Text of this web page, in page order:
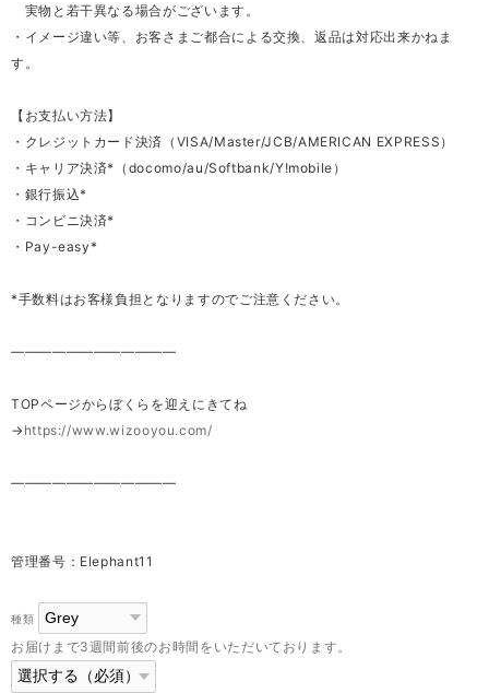
実物と若干異なる場合がございます。
・イメージ違い等、お客さまご都合による交換、返品は対応出来かねま
す。
【お支払い方法】
・クレジットカード決済（VISA/Master/JCB/AMERICAN EXPRESS）
・キャリア決済*（docomo/au/Softbank/Y!mobile）
・銀行振込*
・コンビニ決済*
・Pay-easy*
*手数料はお客様負担となりますのでご注意ください。
————————————
TOPページからぼくらを迎えにきてね
→ https://www.wizooyou.com/
————————————
管理番号：Elephant11
種類
お届けまで3週間前後のお時間をいただいております。